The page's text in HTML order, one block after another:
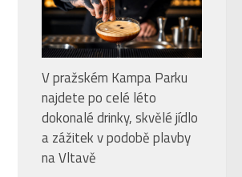
V pražském Kampa Parku
najdete po celé léto
dokonalé drinky, skvělé jídlo
a zážitek v podobě plavby
na Vltavě